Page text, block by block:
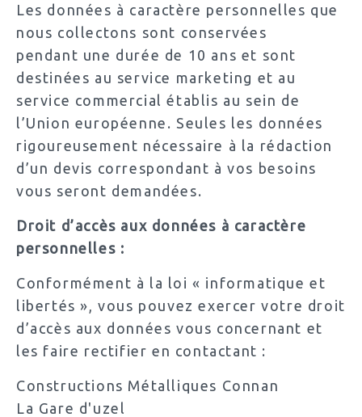
Les données à caractère personnelles que
nous collectons sont conservées
pendant une durée de 10 ans et sont
destinées au service marketing et au
service commercial établis au sein de
l’Union européenne. Seules les données
rigoureusement nécessaire à la rédaction
d’un devis correspondant à vos besoins
vous seront demandées.
Droit d’accès aux données à caractère
personnelles :
Conformément à la loi « informatique et
libertés », vous pouvez exercer votre droit
d’accès aux données vous concernant et
les faire rectifier en contactant :
Constructions Métalliques Connan
La Gare d'uzel